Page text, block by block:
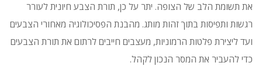
את תשומת הלב של הצופה. יתר על כן, תורת הצבע חיונית לעורר
רגשות ותפיסות בתוך זהות מותג. מהבנת הפסיכולוגיה מאחורי הצבעים
ועד ליצירת פלטות הרמוניות, מעצבים חייבים לרתום את תורת הצבעים
כדי להעביר את המסר הנכון לקהל.